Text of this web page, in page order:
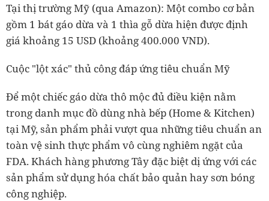
Tại thị trường Mỹ (qua Amazon): Một combo cơ bản
gồm 1 bát gáo dừa và 1 thìa gỗ dừa hiện được định
giá khoảng 15 USD (khoảng 400.000 VND).
Cuộc "lột xác" thủ công đáp ứng tiêu chuẩn Mỹ
Để một chiếc gáo dừa thô mộc đủ điều kiện nằm
trong danh mục đồ dùng nhà bếp (Home & Kitchen)
tại Mỹ, sản phẩm phải vượt qua những tiêu chuẩn an
toàn vệ sinh thực phẩm vô cùng nghiêm ngặt của
FDA. Khách hàng phương Tây đặc biệt dị ứng với các
sản phẩm sử dụng hóa chất bảo quản hay sơn bóng
công nghiệp.